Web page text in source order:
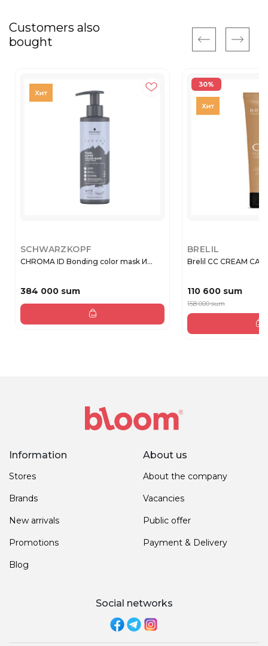
Customers also
bought
SCHWARZKOPF
CHROMA ID Bonding color mask И...
384 000 sum
30%
BRELIL
Brelil CC CREAM
110 600 sum
158 000 sum
Information
Stores
Brands
New arrivals
Promotions
Blog
About us
About the company
Vacancies
Public offer
Payment & Delivery
Social networks